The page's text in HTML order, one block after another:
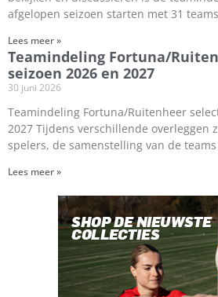
afgelopen seizoen starten met 31
Lees meer »
Teamindeling Fortuna/
seizoen 2026 en 2027
30 juni 2026
Teamindeling Fortuna/Ruitenheer
2027 Tijdens verschillende overleggen
spelers, de samenstelling van de
Lees meer »